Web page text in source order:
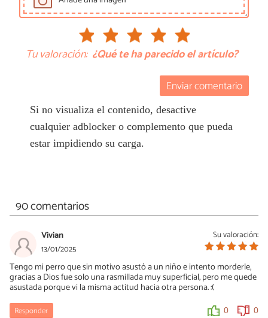
Tu valoración: ¿Qué te ha parecido el artículo?
Enviar comentario
Si no visualiza el contenido, desactive
cualquier adblocker o complemento que pueda
estar impidiendo su carga.
90 comentarios
Su valoración:
Vivian
13/01/2025
Tengo mi perro que sin motivo asustó a un niño e intento morderle,
gracias a Dios fue solo una rasmillada muy superficial, pero me quede
asustada porque vi la misma actitud hacia otra persona. :(
Responder 0 0